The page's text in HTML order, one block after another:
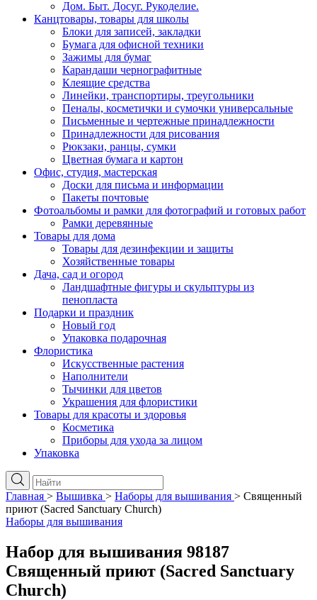
Дом. Быт. Досуг. Рукоделие.
Канцтовары, товары для школы
Блоки для записей, закладки
Бумага для офисной техники
Зажимы для бумаг
Карандаши чернографитные
Клеящие средства
Линейки, транспортиры, треугольники
Пеналы, косметички и сумочки универсальные
Письменные и чертежные принадлежности
Принадлежности для рисования
Рюкзаки, ранцы, сумки
Цветная бумага и картон
Офис, студия, мастерская
Доски для письма и информации
Пакеты почтовые
Фотоальбомы и рамки для фотографий и готовых работ
Рамки деревянные
Товары для дома
Товары для дезинфекции и защиты
Хозяйственные товары
Дача, сад и огород
Ландшафтные фигуры и скульптуры из
пенопласта
Подарки и праздник
Новый год
Упаковка подарочная
Флористика
Искусственные растения
Наполнители
Тычинки для цветов
Украшения для флористики
Товары для красоты и здоровья
Косметика
Приборы для ухода за лицом
Упаковка
Главная > Вышивка > Наборы для вышивания > Священный
приют (Sacred Sanctuary Church)
Наборы для вышивания
Набор для вышивания 98187
Священный приют (Sacred Sanctuary
Church)